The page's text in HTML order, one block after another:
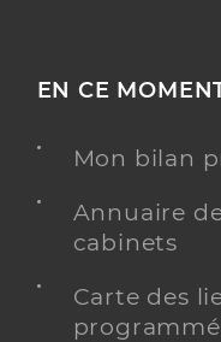
EN CE
Mon bilan
Annuaire
cabinets
Carte des